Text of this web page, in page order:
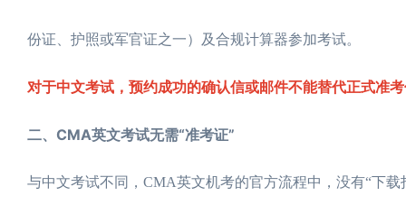
份证、护照或军官证之一）及合规计算器参加考试。
对于中文考试，预约成功的确认信或邮件不能替代正式准
二、CMA英文考试无需“准考证”
与中文考试不同，CMA英文机考的官方流程中，没有“下载